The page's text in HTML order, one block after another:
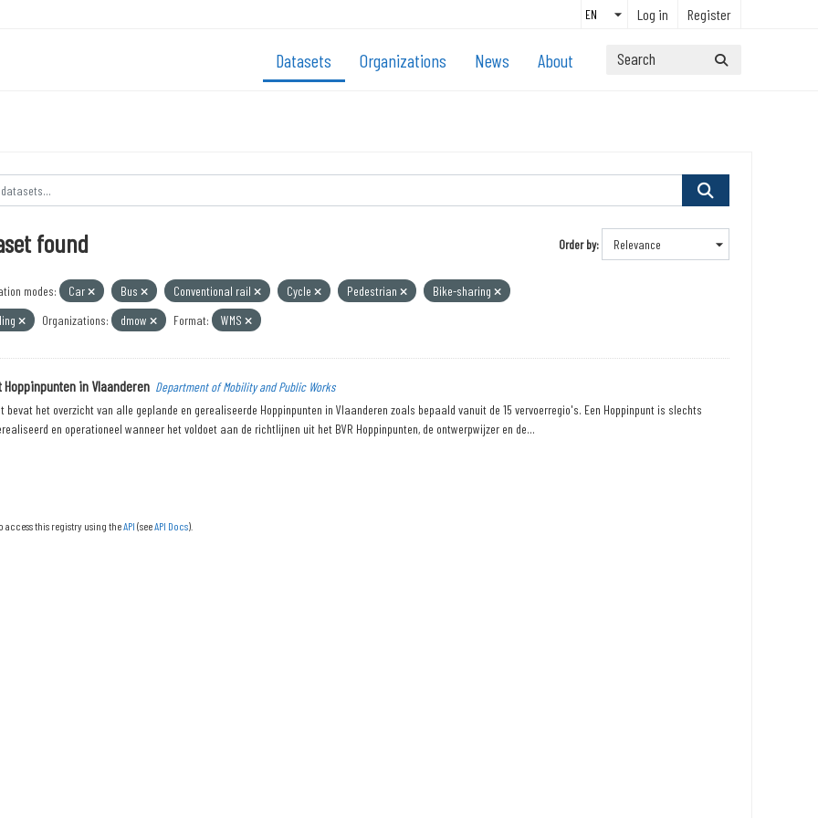
Log in Register
Datasets Organizations News About
Order by
found
modes: Car Bus Conventional rail Cycle Pedestrian
Bike-sharing
Organizations: dmow Format: WMS
Hoppinpunten in Vlaanderen Department of Mobility and Public Works
bevat het overzicht van alle geplande en gerealiseerde Hoppinpunten in Vlaanderen zoals bepaald vanuit de 15 vervoerregio's. Een Hoppinpunt is slechts
en operationeel wanneer het voldoet aan de richtlijnen uit het BVR Hoppinpunten, de ontwerpwijzer en de...
access this registry using theAPI (seeAPI Docs).